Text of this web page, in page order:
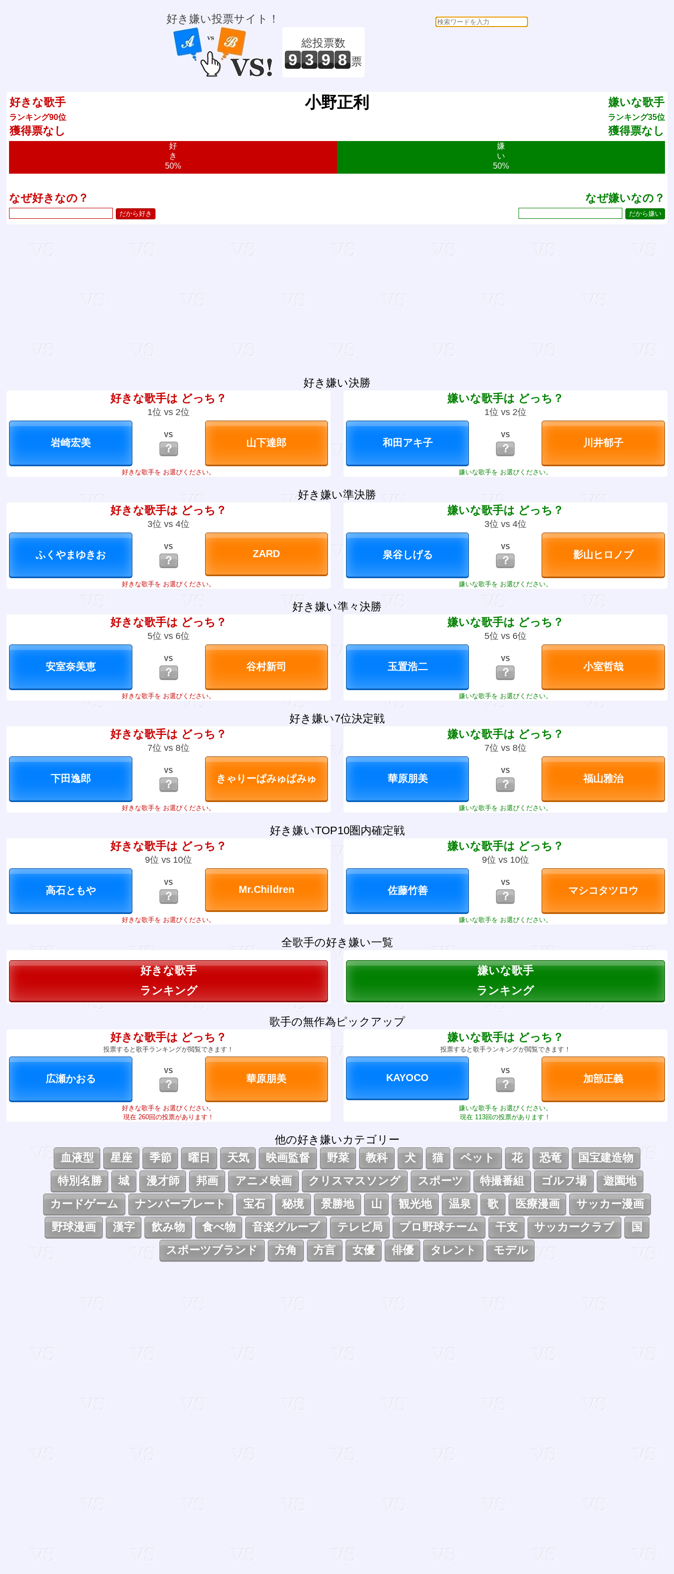
好き嫌い投票サイト！
総投票数
9 3 9 8 票
好きな歌手
ランキング90位
獲得票なし
嫌いな歌手
ランキング35位
獲得票なし
小野正利
好
き
50%
嫌
い
50%
なぜ好きなの？ なぜ嫌いなの？
好き嫌い決勝
好きな歌手は どっち？
1位 vs 2位
VS
？
好きな歌手を お選びください。
嫌いな歌手は どっち？
1位 vs 2位
VS
？
嫌いな歌手を お選びください。
好き嫌い準決勝
好きな歌手は どっち？
3位 vs 4位
VS
？
好きな歌手を お選びください。
嫌いな歌手は どっち？
3位 vs 4位
VS
？
嫌いな歌手を お選びください。
好き嫌い準々決勝
好きな歌手は どっち？
5位 vs 6位
VS
？
好きな歌手を お選びください。
嫌いな歌手は どっち？
5位 vs 6位
VS
？
嫌いな歌手を お選びください。
好き嫌い7位決定戦
好きな歌手は どっち？
7位 vs 8位
VS
？
好きな歌手を お選びください。
嫌いな歌手は どっち？
7位 vs 8位
VS
？
嫌いな歌手を お選びください。
好き嫌いTOP10圏内確定戦
好きな歌手は どっち？
9位 vs 10位
VS
？
好きな歌手を お選びください。
嫌いな歌手は どっち？
9位 vs 10位
VS
？
嫌いな歌手を お選びください。
全歌手の好き嫌い一覧
好きな歌手
ランキング
嫌いな歌手
ランキング
歌手の無作為ピックアップ
好きな歌手は どっち？
投票すると歌手ランキングが閲覧できます！
VS
？
好きな歌手を お選びください。
現在 260回の投票があります！
嫌いな歌手は どっち？
投票すると歌手ランキングが閲覧できます！
VS
？
嫌いな歌手を お選びください。
現在 113回の投票があります！
他の好き嫌いカテゴリー
血液型
星座 季節 曜日 天気 映画監督 野菜 教科 犬 猫 ペット 花 恐竜
国宝建造物
特別名勝
城 漫才師 邦画 アニメ映画 クリスマスソング スポーツ 特撮番組 ゴルフ場
遊園地
カードゲーム
ナンバープレート 宝石 秘境 景勝地 山 観光地 温泉 歌 医療漫画
サッカー漫画
野球漫画
漢字 飲み物 食べ物 音楽グループ テレビ局 プロ野球チーム 干支 サッカークラブ
国
スポーツブランド
方角 方言 女優 俳優 タレント モデル